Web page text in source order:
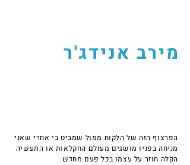
מירב אנידג'ר
הפרצוף הזה של הלקוח ממול שמביט בי אחרי שאני
מניחה בפניו מושגים מעולם החקלאות או התעשיה
הקלה חוזר על עצמו בכל פעם מחדש.